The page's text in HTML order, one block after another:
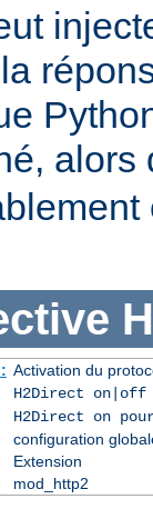
alors
Activation du
H2Direct on|off
H2Direct on
configuration
Extension
mod_http2